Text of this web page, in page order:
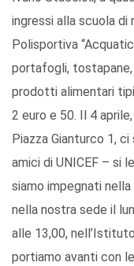
ingressi alla scuola di
Polisportiva
portafogli,
prodotti alimentari
2 euro e 50. Il 4
Piazza Gianturco 1,
amici di UNICEF – si
siamo impegnati
nella nostra sede il
alle 13,00,
portiamo avanti con